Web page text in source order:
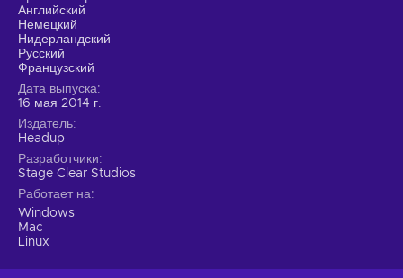
Английский
Немецкий
Нидерландский
Русский
Французский
Дата выпуска
16 мая 2014 г.
Издатель
Headup
Разработчики
Stage Clear Studios
Работает на
Windows
Mac
Linux